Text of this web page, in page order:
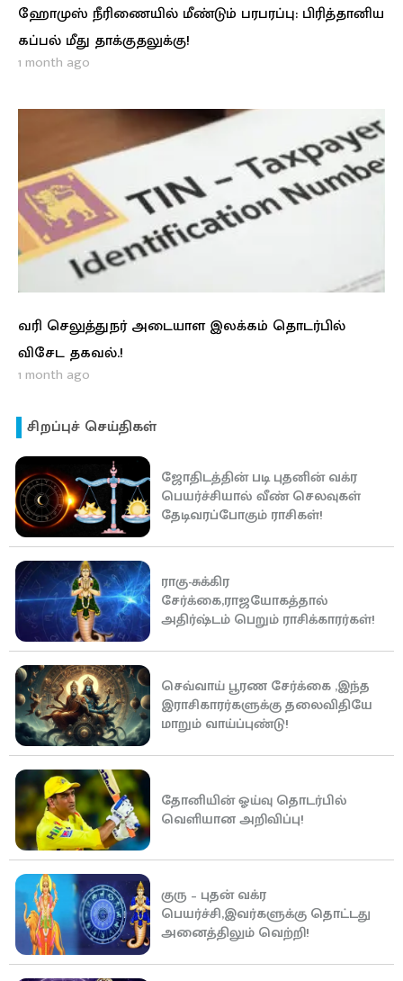
ஹோமுஸ் நீரிணையில் மீண்டும் பரபரப்பு: பிரித்தானிய
கப்பல் மீது தாக்குதலுக்கு!
1 month ago
வரி செலுத்துநர் அடையாள இலக்கம் தொடர்பில்
விசேட தகவல்.!
1 month ago
சிறப்புச் செய்திகள்
ஜோதிடத்தின் படி புதனின் வக்ர
பெயர்ச்சியால் வீண் செலவுகள்
தேடிவரப்போகும் ராசிகள்!
ராகு-சுக்கிர
சேர்க்கை,ராஜயோகத்தால்
அதிர்ஷ்டம் பெறும் ராசிக்காரர்கள்!
செவ்வாய் பூரண சேர்க்கை ,இந்த
இராசிகாரர்களுக்கு தலைவிதியே
மாறும் வாய்ப்புண்டு!
தோனியின் ஓய்வு தொடர்பில்
வெளியான அறிவிப்பு!
குரு – புதன் வக்ர
பெயர்ச்சி,இவர்களுக்கு தொட்டது
அனைத்திலும் வெற்றி!